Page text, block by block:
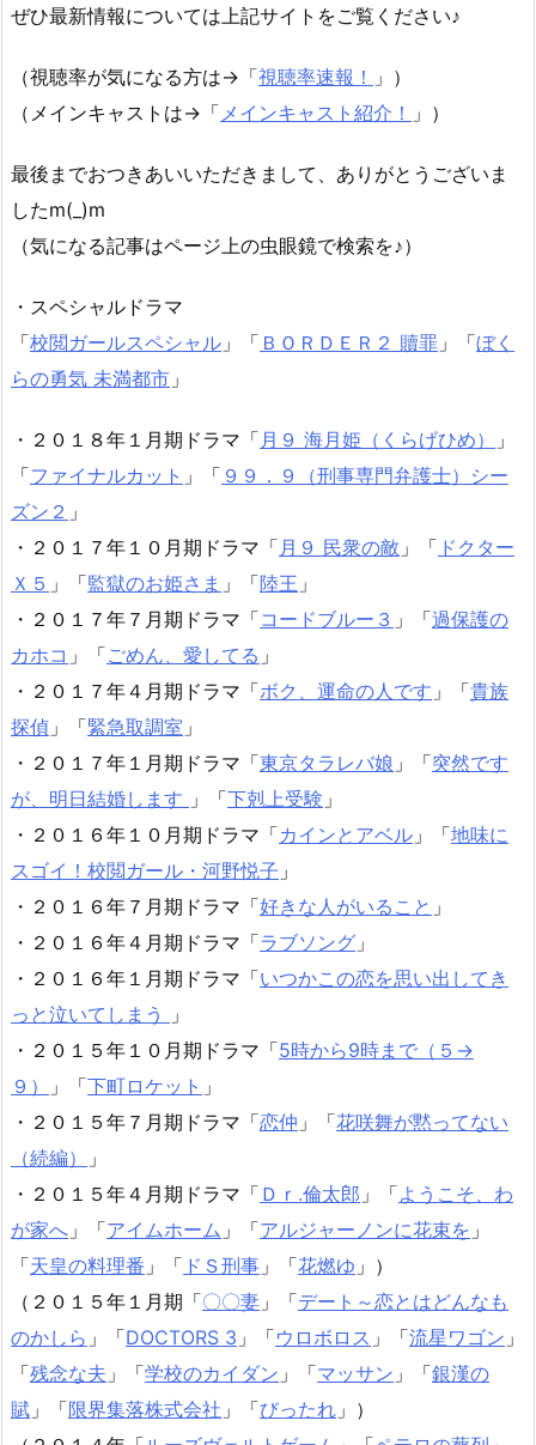
ぜひ最新情報については上記サイトをご覧ください♪
（視聴率が気になる方は→「視聴率速報！ 」）
（メインキャストは→「メインキャスト紹介！ 」）
最後までおつきあいいただきまして、ありがとうございま
したm(_)m
（気になる記事はページ上の虫眼鏡で検索を♪）
・スペシャルドラマ
「校閲ガールスペシャル 」「 ＢＯＲＤＥＲ２ 贖罪 」「ぼく
らの勇気 未満都市 」
・２０１８年１月期ドラマ「 月９ 海月姫（くらげひめ）
」
「ファイナルカット 」「 ９９．９（刑事専門弁護士）シー
ズン２ 」
・２０１７年１０月期ドラマ「 月９ 民衆の敵 」「 ドクター
Ｘ５ 」「監獄のお姫さま 」「陸王 」
・２０１７年７月期ドラマ「コードブルー３ 」「過保護の
カホコ 」「ごめん、愛してる 」
・２０１７年４月期ドラマ「ボク、運命の人です 」「貴族
探偵 」「緊急取調室 」
・２０１７年１月期ドラマ「東京タラレバ娘 」「突然です
が、明日結婚します 」「下剋上受験 」
・２０１６年１０月期ドラマ「カインとアベル 」「地味に
スゴイ！校閲ガール・河野悦子 」
・２０１６年７月期ドラマ「好きな人がいること 」
・２０１６年４月期ドラマ「ラブソング 」
・２０１６年１月期ドラマ「いつかこの恋を思い出してき
っと泣いてしまう
」
・２０１５年１０月期ドラマ「5時から9時まで（５→
９）
」「下町ロケット 」
・２０１５年７月期ドラマ「恋仲 」「花咲舞が黙ってない
（続編）
」
・２０１５年４月期ドラマ「 Ｄｒ.倫太郎 」「ようこそ、わ
が家へ 」「アイムホーム 」「アルジャーノンに花束を 」
「天皇の料理番 」「 ドＳ刑事 」「花燃ゆ 」）
（２０１５年１月期「〇〇妻 」「デート～恋とはどんなも
のかしら 」「DOCTORS 3 」「ウロボロス 」「流星ワゴン 」
「残念な夫 」「学校のカイダン 」「マッサン 」「銀漢の
賦 」「限界集落株式会社 」「びったれ 」）